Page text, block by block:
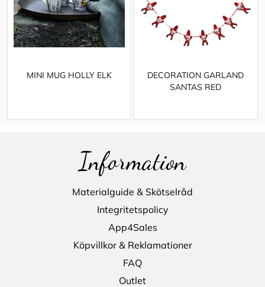
MINI MUG HOLLY ELK
DECORATION GARLAND
SANTAS RED
Information
Materialguide & Skötselråd
Integritetspolicy
App4Sales
Köpvillkor & Reklamationer
FAQ
Outlet